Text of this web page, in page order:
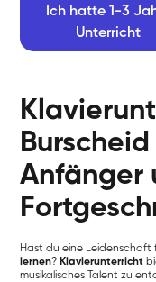
Ich hatte 1-3
Unterricht
Anfänger
Hast du eine Leidenschaft
lernen? Klavierunterricht
musikalisches Talent zu